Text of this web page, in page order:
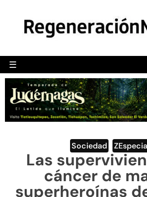
☰
POLÍTICA
CAMALEÓN
OPINIÓN
DEPORTES
ENGLISH SECTION
VIDEOS
Sociedad
Las
cáncer de
superheroínas